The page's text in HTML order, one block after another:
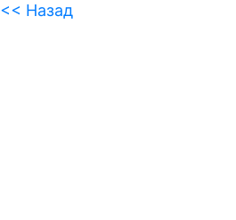
<< Назад